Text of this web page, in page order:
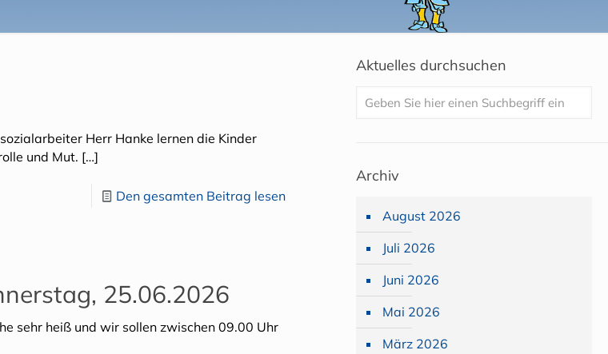
Herr Hanke lernen die Kinder
und Mut. […]
Den gesamten Beitrag lesen
25.06.2026
sehr heiß und wir sollen zwischen 09.00 Uhr
Aktuelles durchsuchen
Archiv
August 2026
Juli 2026
Juni 2026
Mai 2026
März 2026